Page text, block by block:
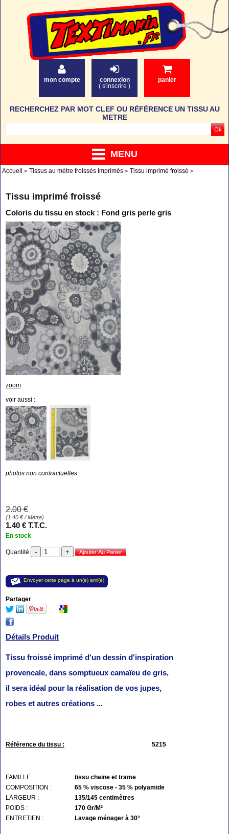
mon compte
connexion
( s'inscrire )
panier
MENU
RECHERCHEZ PAR MOT CLEF OU RÉFÉRENCE UN TISSU AU
METRE
Accueil Tissus au mètre froissés Imprimés Tissu imprimé froissé
Tissu imprimé froissé
Coloris du tissu en stock : Fond gris perle gris
zoom
voir aussi :
photos non contractuelles
2.00 €
(1.40 €/ Mètre)
1.40 € T.T.C.
En stock
Quantité
Envoyer cette page à un(e) ami(e)
Partager
Détails Produit
Tissu froissé imprimé d'un dessin d'inspiration
provencale, dans somptueux camaïeu de gris,
il sera idéal pour la réalisation de vos jupes,
robes et autres créations ...
Référence du tissu : 5215
FAMILLE :
tissu chaine et trame
COMPOSITION :
65 % viscose - 35 % polyamide
LARGEUR :
135/145 centimètres
POIDS :
170 Gr/M²
ENTRETIEN :
Lavage ménager à 30°